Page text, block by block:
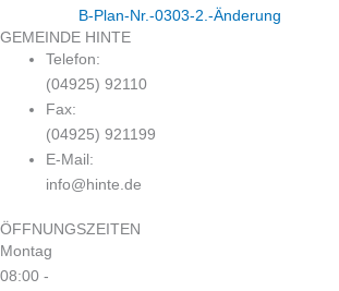
B-Plan-Nr.-0303-2.-Änderung
GEMEINDE HINTE
Telefon:
(04925) 92110
Fax:
(04925) 921199
E-Mail:
info@hinte.de
ÖFFNUNGSZEITEN
Montag
08:00 -